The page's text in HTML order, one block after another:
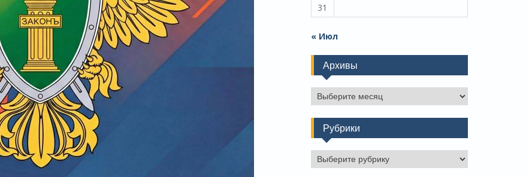
31
« Июл
Архивы
Архивы
Рубрики
Рубрики